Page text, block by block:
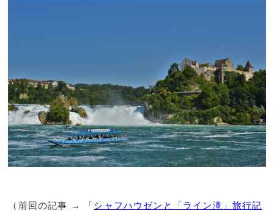
（前回の記事 → 「シャフハウゼンと「ライン滝」旅行記